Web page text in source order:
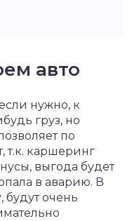
авто
нужно, к
груз, но
по
т.к. каршеринг
выгода будет
в аварию. В
будут очень